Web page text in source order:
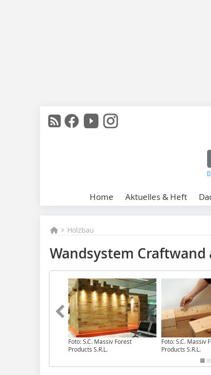
Home Aktuelles & Heft
Holzbau
Wandsystem
Foto: S.C. Massiv Forest
Products S.R.L.
Foto: S.C. Massiv
Products S.R.L.